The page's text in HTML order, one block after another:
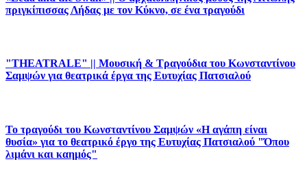
πριγκίπισσας Λήδας με τον Κύκνο, σε ένα τραγούδι
"THEATRALE" || Μουσική & Τραγούδια του Κωνσταντίνου
Σαμψών για θεατρικά έργα της Ευτυχίας Πατσιαλού
Το τραγούδι του Κωνσταντίνου Σαμψών «Η αγάπη είναι
θυσία» για το θεατρικό έργο της Ευτυχίας Πατσιαλού "Όπου
λιμάνι και καημός"